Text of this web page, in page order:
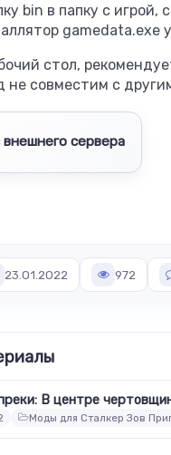
bin в папку с игрой,
gamedata.exe
стол,
не совместим с
внешнего сервера
23.01.2022 972
В центре
Моды для Сталкер Зов